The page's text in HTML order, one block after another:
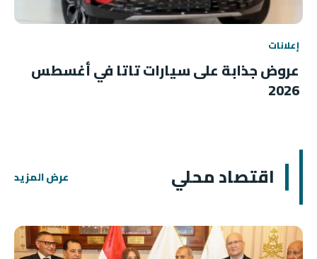
إعلانات
عروض جذابة على سيارات تاتا في أغسطس
2026
اقتصاد محلي عرض المزيد